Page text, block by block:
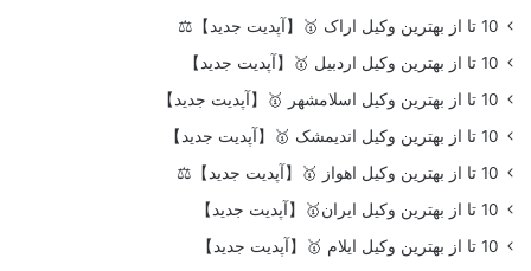
10 تا از بهترین وکیل اراک 🥇【آپدیت جدید】⚖️
10 تا از بهترین وکیل اردبیل 🥇【آپدیت جدید】
10 تا از بهترین وکیل اسلامشهر 🥇【آپدیت جدید】
10 تا از بهترین وکیل اندیمشک 🥇【آپدیت جدید】
10 تا از بهترین وکیل اهواز 🥇【آپدیت جدید】⚖️
10 تا از بهترین وکیل ایران🥇【آپدیت جدید】
10 تا از بهترین وکیل ایلام 🥇【آپدیت جدید】